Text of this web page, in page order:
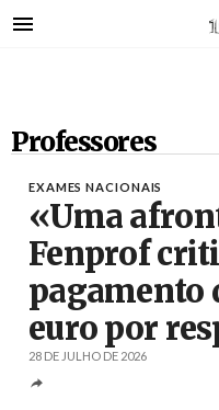
para
Professores
EXAMES NACIONAIS
«Uma
Fenprof
pagamento
euro por
28 DE JULHO DE 2026